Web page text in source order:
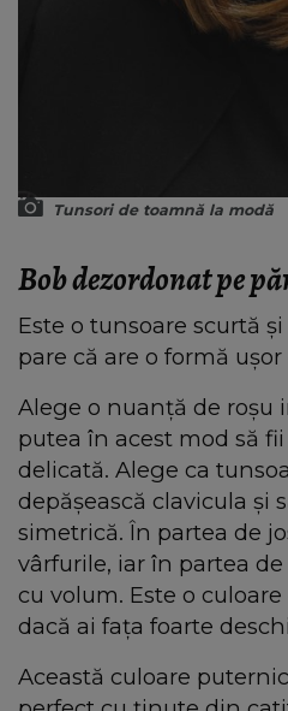
Tunsori de toamnă la modă
Bob dezordonat pe
Este o tunsoare scurtă
pare că are o formă
Alege o nuanță de roșu
putea în acest mod să
delicată. Alege ca
depășească clavicula și
simetrică. În partea de
vârfurile, iar în partea
cu volum. Este o
dacă ai fața foarte
Această culoare